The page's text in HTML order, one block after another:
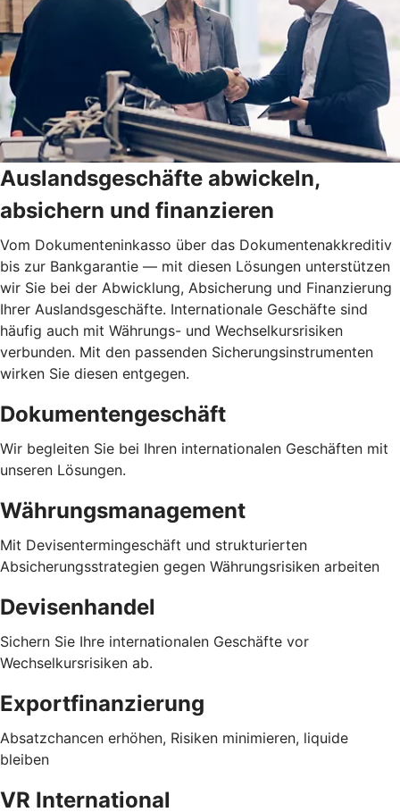
Auslandsgeschäfte abwickeln,
absichern und finanzieren
Vom Dokumenteninkasso über das Dokumentenakkreditiv
bis zur Bankgarantie — mit diesen Lösungen unterstützen
wir Sie bei der Abwicklung, Absicherung und Finanzierung
Ihrer Auslandsgeschäfte. Internationale Geschäfte sind
häufig auch mit Währungs- und Wechselkursrisiken
verbunden. Mit den passenden Sicherungsinstrumenten
wirken Sie diesen entgegen.
Dokumentengeschäft
Wir begleiten Sie bei Ihren internationalen Geschäften mit
unseren Lösungen.
Währungsmanagement
Mit Devisentermingeschäft und strukturierten
Absicherungsstrategien gegen Währungsrisiken arbeiten
Devisenhandel
Sichern Sie Ihre internationalen Geschäfte vor
Wechselkursrisiken ab.
Exportfinanzierung
Absatzchancen erhöhen, Risiken minimieren, liquide
bleiben
VR International